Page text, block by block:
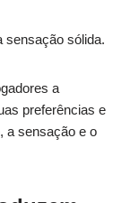
sensação sólida.
a
preferências e
a sensação e o